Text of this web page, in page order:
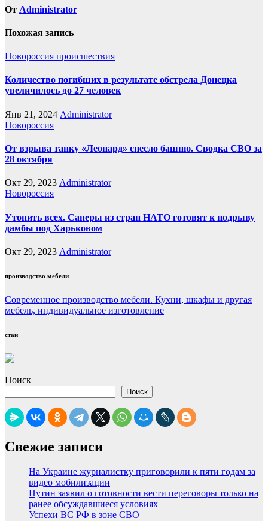
От Administrator
Похожая запись
Новороссия происшествия
Количество погибших в результате обстрела Донецка
увеличилось до 27 человек
Янв 21, 2024 Administrator
Новороссия
От взрыва танку «Леопард» снесло башню. Сводка СВО за
28 октября
Окт 29, 2023 Administrator
Новороссия
Утопить всех. Саперы из стран НАТО готовят к подрыву
дамбы под Харьковом
Окт 29, 2023 Administrator
производство мебели
Современное производство мебели. Кухни, шкафы и другая
мебель, индивидуальное изготовление
стан
Поиск
Поиск
Свежие записи
На Украине журналистку приговорили к пяти годам за
видео мобилизации
Путин заявил о готовности вести переговоры только на
ранее обсуждавшиеся условиях
Успехи ВС РФ в зоне СВО